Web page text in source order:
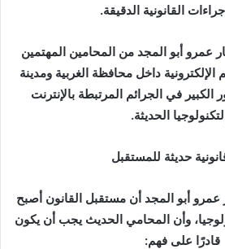
القانونية الدقيقة.
عمرو أبو المجد من المحامين المهتمين
الإلكترونية داخل محافظة الغربية ومدينة
في الجرائم المرتبطة بالإنترنت
الحديثة.
حديثة للمستقبل
أبو المجد أن مستقبل القانون أصبح
وأن المحامي الحديث يجب أن يكون
قادرًا على فهم: